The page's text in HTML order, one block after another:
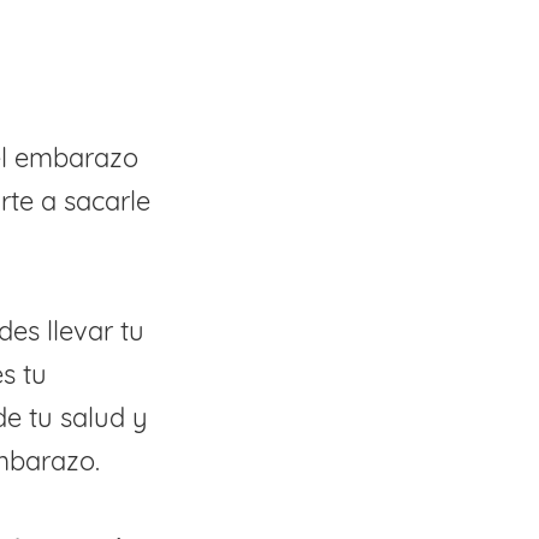
embarazo
a sacarle
llevar tu
tu
tu salud y